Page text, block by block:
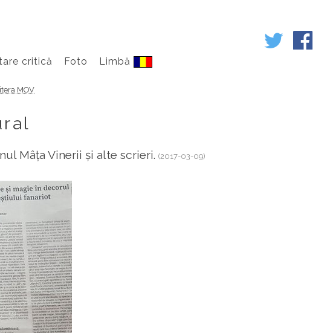
critică Foto Limbă
MOV
Mâța Vinerii și alte scrieri. (2017-03-09)